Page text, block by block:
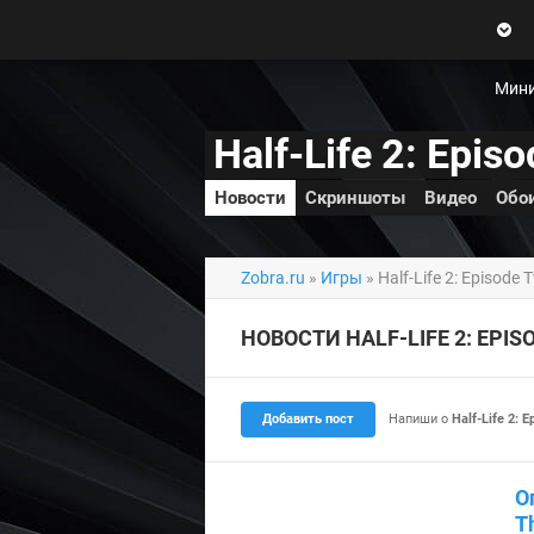
т
м
ы
Half-Life 2:
Новости Скриншоты Видео
Zobra.ru » Игры » Half-Life 2: Episode
НОВОСТИ HALF-LIFE 2:
Добавить пост Напиши о Half-Life 2: